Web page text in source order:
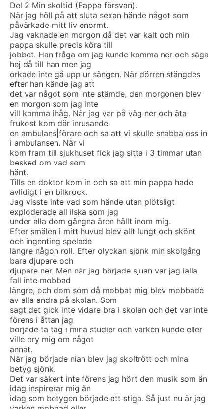
Del 2 Min skoltid (Pappa försvan).
När jag höll på att sluta sexan hände något som
påvärkade mitt liv enormt.
Jag vaknade en morgon då det var kalt och min
pappa skulle precis köra till
jobbet. Han fråga om jag kunde komma ner och säga
hej då till han men jag
orkade inte gå upp ur sängen. När dörren stängdes
efter han kände jag att
det var något som inte stämde, den morgonen blev
en morgon som jag inte
vill komma ihåg. När jag var på väg ner och äta
frukost kom där inrusande
en ambulans|förare och sa att vi skulle snabba oss in
i ambulansen. När vi
kom fram till sjukhuset fick jag sitta i 3 timmar utan
besked om vad som
hänt.
Tills en doktor kom in och sa att min pappa hade
avlidigt i en bilkrock.
Jag visste inte vad som hände utan plötsligt
exploderade all ilska som jag
under alla dom gångna åren hållt inom mig.
Efter smälen i mitt huvud blev allt lungt och skönt
och ingenting spelade
längre någon roll. Efter olyckan sjönk min skolgång
bara djupare och
djupare ner. Men när jag började sjuan var jag ialla
fall inte mobbad
längre, och dom som då mobbat mig blev mobbade
av alla andra på skolan. Som
sagt det gick inte vidare bra i skolan och det var inte
förens i åttan jag
började ta tag i mina studier och varken kunde eller
ville bry mig om något
annat.
När jag började nian blev jag skoltrött och mina
betyg sjönk.
Det var säkert inte förens jag hört den musik som än
idag inspirerar mig än
idag som betygen började att stiga. Så just nu är jag